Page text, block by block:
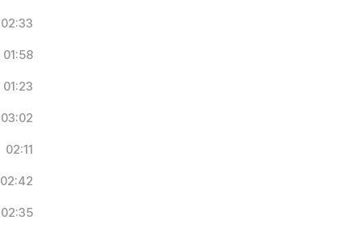
02:33
01:58
01:23
03:02
02:11
02:42
02:35